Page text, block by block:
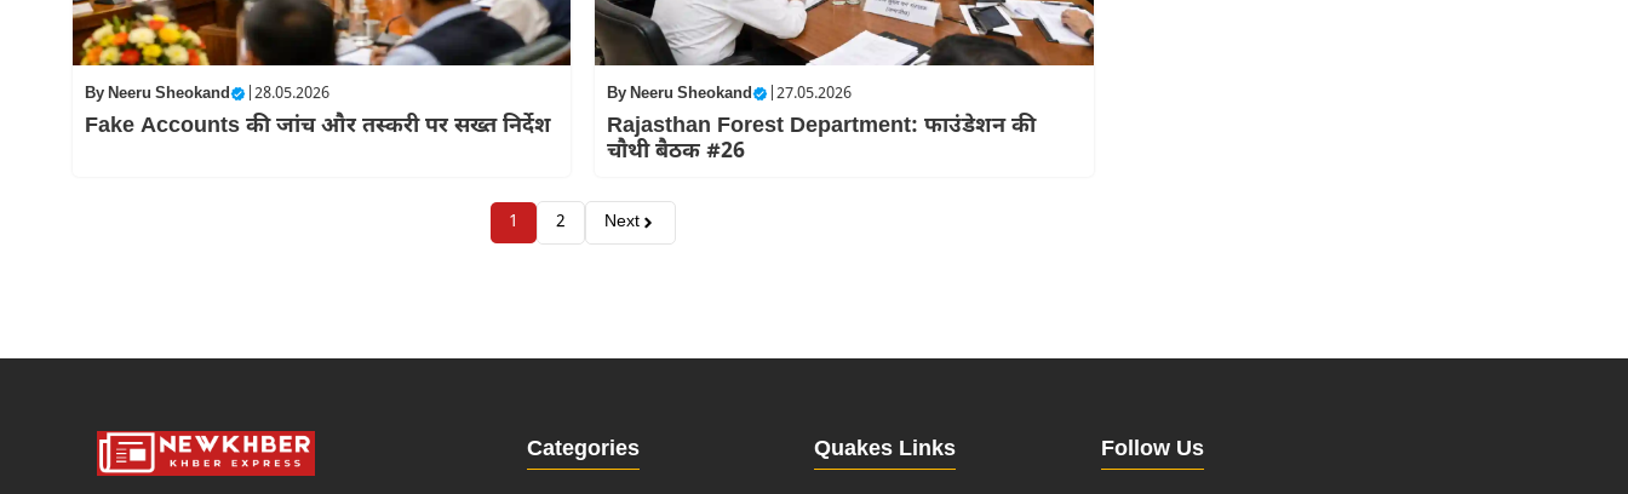
ByNeeru Sheokand | 28.05.2026
Fake Accounts की जांच और तस्करी पर सख्त निर्देश
ByNeeru Sheokand |27.05.2026
Rajasthan Forest Department: फाउंडेशन की
चौथी बैठक #26
1 2 Next
Categories Quakes Links Follow Us